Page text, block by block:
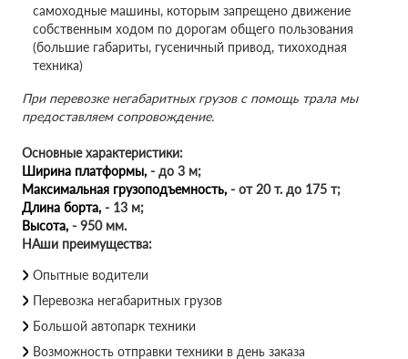
самоходные машины, которым запрещено движение
собственным ходом по дорогам общего пользования
(большие габариты, гусеничный привод, тихоходная
техника)
При перевозке негабаритных грузов с помощь трала мы
предоставляем сопровождение.
Основные характеристики:
Ширина платформы, - до 3 м;
Максимальная грузоподъемность, - от 20 т. до 175 т;
Длина борта, - 13 м;
Высота, - 950 мм.
НАши преимущества:
Опытные водители
Перевозка негабаритных грузов
Большой автопарк техники
Возможность отправки техники в день заказа